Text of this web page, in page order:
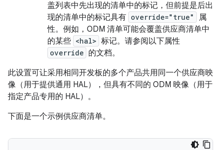
盖列表中先出现的清单中的标记，但前提是后出
现的清单中的标记具有 override="true"
属
性。例如，ODM 清单可能会覆盖供应商清单中
的某些 <hal> 标记。请参阅以下属性
override 的文档。
此设置可让采用相同开发板的多个产品共用同一个供应商映
像（用于提供通用 HAL），但具有不同的 ODM 映像（用于
指定产品专用的 HAL）。
下面是一个示例供应商清单。